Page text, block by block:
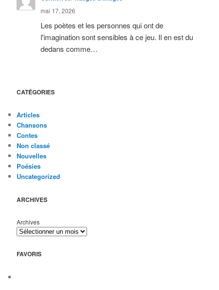
mai 17, 2026
Les poètes et les personnes qui ont de
l'imagination sont sensibles à ce jeu. Il en est du
dedans comme…
CATÉGORIES
Articles
Chansons
Contes
Non classé
Nouvelles
Poésies
Uncategorized
ARCHIVES
Archives
FAVORIS